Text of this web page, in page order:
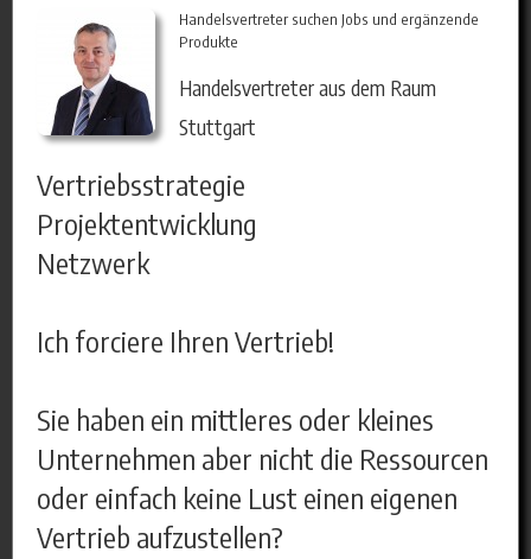
Handelsvertreter suchen Jobs und ergänzende
Produkte
Handelsvertreter aus dem Raum
Stuttgart
Vertriebsstrategie
Projektentwicklung
Netzwerk
Ich forciere Ihren Vertrieb!
Sie haben ein mittleres oder kleines
Unternehmen aber nicht die Ressourcen
oder einfach keine Lust einen eigenen
Vertrieb aufzustellen?